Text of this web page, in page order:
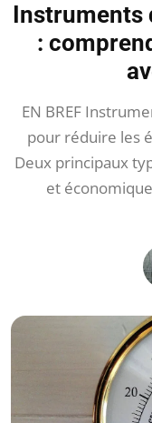
Instruments
:
EN BREF
pour réduire les
Deux principaux
et